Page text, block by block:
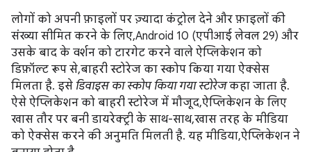
लोगों को अपनी फ़ाइलों पर ज़्यादा कंट्रोल देने और फ़ाइलों की
संख्या सीमित करने के लिए, Android 10 (एपीआई लेवल 29) और
उसके बाद के वर्शन को टारगेट करने वाले ऐप्लिकेशन को
डिफ़ॉल्ट रूप से, बाहरी स्टोरेज का स्कोप किया गया ऐक्सेस
मिलता है. इसे डिवाइस का स्कोप किया गया स्टोरेजकहा जाता है.
ऐसे ऐप्लिकेशन को बाहरी स्टोरेज में मौजूद, ऐप्लिकेशन के लिए
खास तौर पर बनी डायरेक्ट्री के साथ-साथ, खास तरह के मीडिया
को ऐक्सेस करने की अनुमति मिलती है. यह मीडिया, ऐप्लिकेशन ने